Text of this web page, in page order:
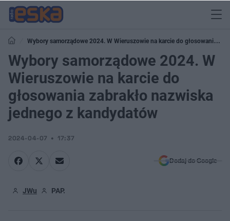
Wybory samorządowe 2024. W Wieruszowie na karcie do głosowania
zabrakło nazwiska jednego z kandydatów
Wybory samorządowe 2024. W
Wieruszowie na karcie do
głosowania zabrakło nazwiska
jednego z kandydatów
2024-04-07 17:37
Dodaj do Google
JWu PAP.